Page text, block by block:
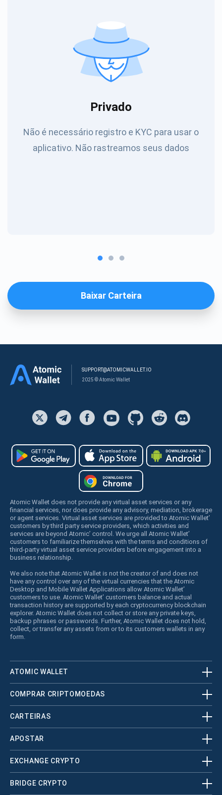
Privado
Não é necessário registro e KYC para usar o
aplicativo. Não rastreamos seus dados
Baixar Carteira
SUPPORT@ATOMICWALLET.IO
2025 © Atomic Wallet
Atomic Wallet does not provide any virtual asset services or any
financial services, nor does provide any advisory, mediation, brokerage
or agent services. Virtual asset services are provided to Atomic Wallet’
customers by third party service providers, which activities and
services are beyond Atomic’ control. We urge all Atomic Wallet’
customers to familiarize themselves with the terms and conditions of
third-party virtual asset service providers before engagement into a
business relationship.
We also note that Atomic Wallet is not the creator of and does not
have any control over any of the virtual currencies that the Atomic
Desktop and Mobile Wallet Applications allow Atomic Wallet’
customers to use. Atomic Wallet’ customers balance and actual
transaction history are supported by each cryptocurrency blockchain
explorer. Atomic Wallet does not collect or store any private keys,
backup phrases or passwords. Further, Atomic Wallet does not hold,
collect, or transfer any assets from or to its customers wallets in any
form.
ATOMIC WALLET
COMPRAR CRIPTOMOEDAS
CARTEIRAS
APOSTAR
EXCHANGE CRYPTO
BRIDGE CRYPTO